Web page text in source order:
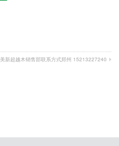
美新超越木销售部联系方式郑州 15213227240